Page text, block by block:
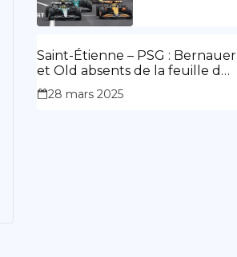
Saint-Étienne – PSG : Bernauer
et Old absents de la feuille de
match.
28 mars 2025